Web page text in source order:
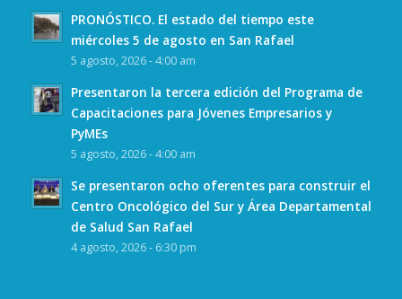
PRONÓSTICO. El estado del tiempo este
miércoles 5 de agosto en San Rafael
5 agosto, 2026 - 4:00 am
Presentaron la tercera edición del Programa de
Capacitaciones para Jóvenes Empresarios y
PyMEs
5 agosto, 2026 - 4:00 am
Se presentaron ocho oferentes para construir el
Centro Oncológico del Sur y Área Departamental
de Salud San Rafael
4 agosto, 2026 - 6:30 pm